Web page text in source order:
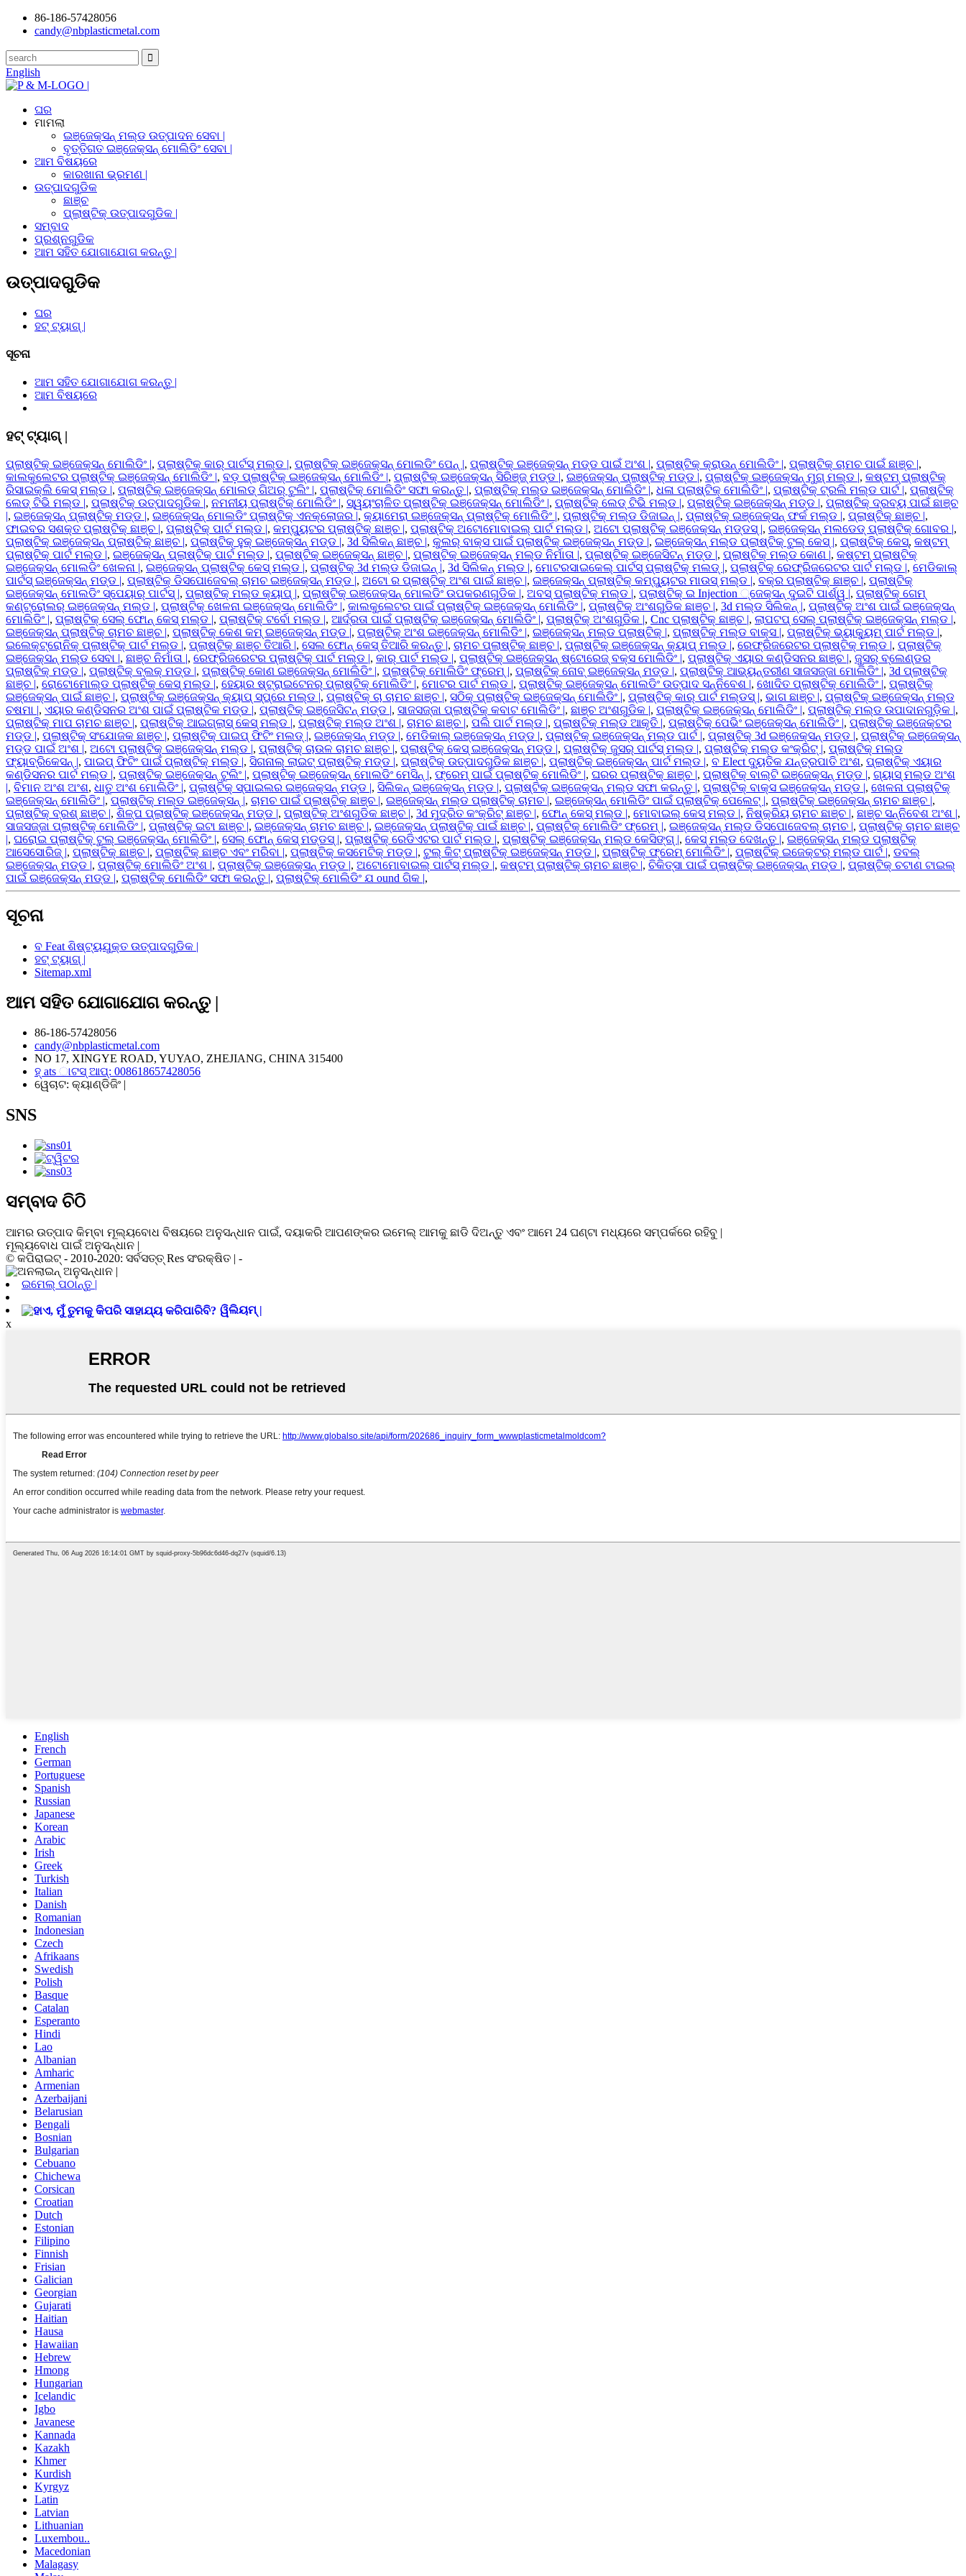
86-186-57428056
candy@nbplasticmetal.com
English
ଘର
ମାମଲା
ଇଞ୍ଜେକ୍ସନ୍ ମଲ୍ଡ ଉତ୍ପାଦନ ସେବା |
ବୃତ୍ତିଗତ ଇଞ୍ଜେକ୍ସନ୍ ମୋଲିଡିଂ ସେବା |
ଆମ ବିଷୟରେ
କାରଖାନା ଭ୍ରମଣ |
ଉତ୍ପାଦଗୁଡିକ
ଛାଞ୍ଚ
ପ୍ଲାଷ୍ଟିକ୍ ଉତ୍ପାଦଗୁଡିକ |
ସମ୍ବାଦ
ପ୍ରଶ୍ନଗୁଡିକ
ଆମ ସହିତ ଯୋଗାଯୋଗ କରନ୍ତୁ |
ଉତ୍ପାଦଗୁଡିକ
ଘର
ହଟ୍ ଟ୍ୟାଗ୍ |
ସୂଚନା
ଆମ ସହିତ ଯୋଗାଯୋଗ କରନ୍ତୁ |
ଆମ ବିଷୟରେ
ହଟ୍ ଟ୍ୟାଗ୍ |
ପ୍ଲାଷ୍ଟିକ୍ ଇଞ୍ଜେକ୍ସନ୍ ମୋଲିଡିଂ |, ପ୍ଲାଷ୍ଟିକ୍ କାର୍ ପାର୍ଟସ୍ ମଲ୍ଡ |, ପ୍ଲାଷ୍ଟିକ୍ ଇଞ୍ଜେକ୍ସନ୍ ମୋଲଡିଂ ପେନ୍ |, ପ୍ଲାଷ୍ଟିକ୍ ଇଞ୍ଜେକ୍ସନ୍ ମଡ୍ଡ ପାଇଁ ଅଂଶ |, ପ୍ଲାଷ୍ଟିକ୍ କ୍ରାଉନ୍ ମୋଲିଡିଂ |, ପ୍ଲାଷ୍ଟିକ୍ ଚାମଚ ପାଇଁ ଛାଞ୍ଚ |,
କାଲକୁଲେଟର ପ୍ଲାଷ୍ଟିକ୍ ଇଞ୍ଜେକ୍ସନ୍ ମୋଲିଡିଂ |, ବଡ଼ ପ୍ଲାଷ୍ଟିକ୍ ଇଞ୍ଜେକ୍ସନ୍ ମୋଲିଡିଂ |, ପ୍ଲାଷ୍ଟିକ୍ ଇଞ୍ଜେକ୍ସନ୍ ସିରିଞ୍ଜ୍ ମଡ୍ଡ |, ଇଞ୍ଜେକ୍ସନ୍ ପ୍ଲାଷ୍ଟିକ୍ ମଡ୍ଡ |, ପ୍ଲାଷ୍ଟିକ୍ ଇଞ୍ଜେକ୍ସନ୍ ମୁଗ୍ ମଲ୍ଡ |, କଷ୍ଟମ୍ ପ୍ଲାଷ୍ଟିକ୍
ରିସାଇକ୍ଲି କେସ୍ ମଲ୍ଡ |, ପ୍ଲାଷ୍ଟିକ୍ ଇଞ୍ଜେକ୍ସନ୍ ମୋଲଡ୍ ଗିଅର୍ ଟୁଲିଂ |, ପ୍ଲାଷ୍ଟିକ୍ ମୋଲିଡିଂ ସଫା କରନ୍ତୁ |, ପ୍ଲାଷ୍ଟିକ୍ ମଲ୍ଡ ଇଞ୍ଜେକ୍ସନ୍ ମୋଲିଡିଂ |, ଧଳା ପ୍ଲାଷ୍ଟିକ୍ ମୋଲିଡିଂ |, ପ୍ଲାଷ୍ଟିକ୍ ଟ୍ରଲି ମଲ୍ଡ ପାର୍ଟ |, ପ୍ଲାଷ୍ଟିକ୍
ଲେଡ୍ ଟିଭି ମଲ୍ଡ |, ପ୍ଲାଷ୍ଟିକ୍ ଉତ୍ପାଦଗୁଡିକ |, ନମନୀୟ ପ୍ଲାଷ୍ଟିକ୍ ମୋଲିଡିଂ |, ସ୍ୱୟଂଚାଳିତ ପ୍ଲାଷ୍ଟିକ୍ ଇଞ୍ଜେକ୍ସନ୍ ମୋଲିଡିଂ |, ପ୍ଲାଷ୍ଟିକ୍ ଲେଡ୍ ଟିଭି ମଲ୍ଡ |, ପ୍ଲାଷ୍ଟିକ୍ ଇଞ୍ଜେକ୍ସନ୍ ମଡ୍ଡ |, ପ୍ଲାଷ୍ଟିକ୍ ଦ୍ରବ୍ୟ ପାଇଁ ଛାଞ୍ଚ
|, ଇଞ୍ଜେକ୍ସନ୍ ପ୍ଲାଷ୍ଟିକ୍ ମଡ୍ଡ |, ଇଞ୍ଜେକ୍ସନ୍ ମୋଲଡିଂ ପ୍ଲାଷ୍ଟିକ୍ ଏନକ୍ଲୋଜର |, କ୍ୟାମେରା ଇଞ୍ଜେକ୍ସନ୍ ପ୍ଲାଷ୍ଟିକ୍ ମୋଲିଡିଂ |, ପ୍ଲାଷ୍ଟିକ୍ ମଲ୍ଡ ଡିଜାଇନ୍ |, ପ୍ଲାଷ୍ଟିକ୍ ଇଞ୍ଜେକ୍ସନ୍ ଫର୍କ ମଲ୍ଡ |, ପ୍ଲାଷ୍ଟିକ୍ ଛାଞ୍ଚ |,
ଫାଇବର ସଶକ୍ତ ପ୍ଲାଷ୍ଟିକ୍ ଛାଞ୍ଚ |, ପ୍ଲାଷ୍ଟିକ୍ ପାର୍ଟ ମଲ୍ଡ |, କମ୍ପ୍ୟୁଟର ପ୍ଲାଷ୍ଟିକ୍ ଛାଞ୍ଚ |, ପ୍ଲାଷ୍ଟିକ୍ ଅଟୋମୋବାଇଲ୍ ପାର୍ଟ ମଲ୍ଡ |, ଅଟୋ ପ୍ଲାଷ୍ଟିକ୍ ଇଞ୍ଜେକ୍ସନ୍ ମଡ୍ଡସ୍ |, ଇଞ୍ଜେକ୍ସନ୍ ମଲଡେଡ୍ ପ୍ଲାଷ୍ଟିକ୍ ଗୋବର |,
ପ୍ଲାଷ୍ଟିକ୍ ଇଞ୍ଜେକ୍ସନ୍ ପ୍ଲାଷ୍ଟିକ୍ ଛାଞ୍ଚ |, ପ୍ଲାଷ୍ଟିକ୍ ହୁକ୍ ଇଞ୍ଜେକ୍ସନ୍ ମଡ୍ଡ |, 3d ସିଲିକନ୍ ଛାଞ୍ଚ |, କୁଲର୍ ବାକ୍ସ ପାଇଁ ପ୍ଲାଷ୍ଟିକ୍ ଇଞ୍ଜେକ୍ସନ୍ ମଡ୍ଡ |, ଇଞ୍ଜେକ୍ସନ୍ ମଲ୍ଡ ପ୍ଲାଷ୍ଟିକ୍ ଟୁଲ୍ କେସ୍ |, ପ୍ଲାଷ୍ଟିକ୍ କେସ୍, କଷ୍ଟମ୍
ପ୍ଲାଷ୍ଟିକ୍ ପାର୍ଟ ମଲ୍ଡ |, ଇଞ୍ଜେକ୍ସନ୍ ପ୍ଲାଷ୍ଟିକ୍ ପାର୍ଟ ମଲ୍ଡ |, ପ୍ଲାଷ୍ଟିକ୍ ଇଞ୍ଜେକ୍ସନ୍ ଛାଞ୍ଚ |, ପ୍ଲାଷ୍ଟିକ୍ ଇଞ୍ଜେକ୍ସନ୍ ମଲ୍ଡ ନିର୍ମାତା |, ପ୍ଲାଷ୍ଟିକ୍ ଇଞ୍ଜେସିଟନ୍ ମଡ୍ଡ |, ପ୍ଲାଷ୍ଟିକ୍ ମଲ୍ଡ କୋଣ |, କଷ୍ଟମ୍ ପ୍ଲାଷ୍ଟିକ୍
ଇଞ୍ଜେକ୍ସନ୍ ମୋଲଡିଂ ଖେଳନା |, ଇଞ୍ଜେକ୍ସନ୍ ପ୍ଲାଷ୍ଟିକ୍ କେସ୍ ମଲ୍ଡ |, ପ୍ଲାଷ୍ଟିକ୍ 3d ମଲ୍ଡ ଡିଜାଇନ୍ |, 3d ସିଲିକନ୍ ମଲ୍ଡ |, ମୋଟରସାଇକେଲ୍ ପାର୍ଟସ୍ ପ୍ଲାଷ୍ଟିକ୍ ମଲଡ୍ |, ପ୍ଲାଷ୍ଟିକ୍ ରେଫ୍ରିଜରେଟର ପାର୍ଟ ମଲ୍ଡ |, ମେଡିକାଲ୍
ପାର୍ଟସ୍ ଇଞ୍ଜେକ୍ସନ୍ ମଡ୍ଡ |, ପ୍ଲାଷ୍ଟିକ୍ ଡିସପୋଜେବଲ୍ ଚାମଚ ଇଞ୍ଜେକ୍ସନ୍ ମଡ୍ଡ |, ଅଟୋ ର ପ୍ଲାଷ୍ଟିକ୍ ଅଂଶ ପାଇଁ ଛାଞ୍ଚ |, ଇଞ୍ଜେକ୍ସନ୍ ପ୍ଲାଷ୍ଟିକ୍ କମ୍ପ୍ୟୁଟର ମାଉସ୍ ମଲ୍ଡ |, ବକ୍ର ପ୍ଲାଷ୍ଟିକ୍ ଛାଞ୍ଚ |, ପ୍ଲାଷ୍ଟିକ୍
ଇଞ୍ଜେକ୍ସନ୍ ମୋଲଡିଂ ସ୍ପେୟାର୍ ପାର୍ଟସ୍ |, ପ୍ଲାଷ୍ଟିକ୍ ମଲ୍ଡ କ୍ୟାପ୍ |, ପ୍ଲାଷ୍ଟିକ୍ ଇଞ୍ଜେକ୍ସନ୍ ମୋଲଡିଂ ଉପକରଣଗୁଡିକ |, ଅବସ୍ ପ୍ଲାଷ୍ଟିକ୍ ମଲ୍ଡ |, ପ୍ଲାଷ୍ଟିକ୍ ଇ Injection ୍ଜେକ୍ସନ୍ ଦୁଇଟି ପାର୍ଶ୍ୱ |, ପ୍ଲାଷ୍ଟିକ୍ ଗେମ୍
କଣ୍ଟ୍ରୋଲର୍ ଇଞ୍ଜେକ୍ସନ୍ ମଲ୍ଡ |, ପ୍ଲାଷ୍ଟିକ୍ ଖେଳନା ଇଞ୍ଜେକ୍ସନ୍ ମୋଲିଡିଂ |, କାଲକୁଲେଟର ପାଇଁ ପ୍ଲାଷ୍ଟିକ୍ ଇଞ୍ଜେକ୍ସନ୍ ମୋଲିଡିଂ |, ପ୍ଲାଷ୍ଟିକ୍ ଅଂଶଗୁଡିକ ଛାଞ୍ଚ |, 3d ମଲ୍ଡ ସିଲିକନ୍ |, ପ୍ଲାଷ୍ଟିକ୍ ଅଂଶ ପାଇଁ ଇଞ୍ଜେକ୍ସନ୍
ମୋଲିଡିଂ |, ପ୍ଲାଷ୍ଟିକ୍ ସେଲ୍ ଫୋନ୍ କେସ୍ ମଲ୍ଡ |, ପ୍ଲାଷ୍ଟିକ୍ ଟର୍ବୋ ମଲ୍ଡ |, ଆର୍ଦ୍ରତା ପାଇଁ ପ୍ଲାଷ୍ଟିକ୍ ଇଞ୍ଜେକ୍ସନ୍ ମୋଲିଡିଂ |, ପ୍ଲାଷ୍ଟିକ୍ ଅଂଶଗୁଡିକ |, Cnc ପ୍ଲାଷ୍ଟିକ୍ ଛାଞ୍ଚ |, ଲାପଟପ୍ ସେଲ୍ ପ୍ଲାଷ୍ଟିକ୍ ଇଞ୍ଜେକ୍ସନ୍ ମଲ୍ଡ |,
ଇଞ୍ଜେକ୍ସନ୍ ପ୍ଲାଷ୍ଟିକ୍ ଚାମଚ ଛାଞ୍ଚ |, ପ୍ଲାଷ୍ଟିକ୍ କେଶ କମ୍ ଇଞ୍ଜେକ୍ସନ୍ ମଡ୍ଡ |, ପ୍ଲାଷ୍ଟିକ୍ ଅଂଶ ଇଞ୍ଜେକ୍ସନ୍ ମୋଲିଡିଂ |, ଇଞ୍ଜେକ୍ସନ୍ ମଲ୍ଡ ପ୍ଲାଷ୍ଟିକ୍ |, ପ୍ଲାଷ୍ଟିକ୍ ମଲ୍ଡ ବାକ୍ସ |, ପ୍ଲାଷ୍ଟିକ୍ ଭ୍ୟାକ୍ୟୁମ୍ ପାର୍ଟ ମଲ୍ଡ |,
ଇଲେକ୍ଟ୍ରୋନିକ୍ ପ୍ଲାଷ୍ଟିକ୍ ପାର୍ଟ ମଲ୍ଡ |, ପ୍ଲାଷ୍ଟିକ୍ ଛାଞ୍ଚ ତିଆରି |, ସେଲ ଫୋନ୍ କେସ୍ ତିଆରି କରନ୍ତୁ |, ଚାମଚ ପ୍ଲାଷ୍ଟିକ୍ ଛାଞ୍ଚ |, ପ୍ଲାଷ୍ଟିକ୍ ଇଞ୍ଜେକ୍ସନ୍ କ୍ୟାପ୍ ମଲ୍ଡ |, ରେଫ୍ରିଜରେଟର ପ୍ଲାଷ୍ଟିକ୍ ମଲ୍ଡ |, ପ୍ଲାଷ୍ଟିକ୍
ଇଞ୍ଜେକ୍ସନ୍ ମଲ୍ଡ ସେବା |, ଛାଞ୍ଚ ନିର୍ମାତା |, ରେଫ୍ରିଜରେଟର ପ୍ଲାଷ୍ଟିକ୍ ପାର୍ଟ ମଲ୍ଡ |, କାର୍ ପାର୍ଟ ମଲ୍ଡ |, ପ୍ଲାଷ୍ଟିକ୍ ଇଞ୍ଜେକ୍ସନ୍ ଷ୍ଟୋରେଜ୍ ବକ୍ସ ମୋଲିଡିଂ |, ପ୍ଲାଷ୍ଟିକ୍ ଏୟାର କଣ୍ଡିସନର ଛାଞ୍ଚ |, ଜୁସର୍ ବ୍ଲେଣ୍ଡର
ପ୍ଲାଷ୍ଟିକ୍ ମଡ୍ଡ |, ପ୍ଲାଷ୍ଟିକ୍ ବ୍ଲକ୍ ମଡ୍ଡ |, ପ୍ଲାଷ୍ଟିକ୍ କୋଣ ଇଞ୍ଜେକ୍ସନ୍ ମୋଲିଡିଂ |, ପ୍ଲାଷ୍ଟିକ୍ ମୋଲିଡିଂ ଫ୍ରେମ୍ |, ପ୍ଲାଷ୍ଟିକ୍ ନୋବ୍ ଇଞ୍ଜେକ୍ସନ୍ ମଡ୍ଡ |, ପ୍ଲାଷ୍ଟିକ୍ ଆଭ୍ୟନ୍ତରୀଣ ସାଜସଜ୍ଜା ମୋଲିଡିଂ |, 3d ପ୍ଲାଷ୍ଟିକ୍
ଛାଞ୍ଚ |, ରୋଟୋମୋଲ୍ଡ ପ୍ଲାଷ୍ଟିକ୍ କେସ୍ ମଲ୍ଡ |, ହେୟାର ଷ୍ଟ୍ରାଇଟେନର୍ ପ୍ଲାଷ୍ଟିକ୍ ମୋଲିଡିଂ |, ମୋଟର ପାର୍ଟ ମଲ୍ଡ |, ପ୍ଲାଷ୍ଟିକ୍ ଇଞ୍ଜେକ୍ସନ୍ ମୋଲଡିଂ ଉତ୍ପାଦ ସନ୍ନିବେଶ |, ଖୋଦିତ ପ୍ଲାଷ୍ଟିକ୍ ମୋଲିଡିଂ |, ପ୍ଲାଷ୍ଟିକ୍
ଇଞ୍ଜେକ୍ସନ୍ ପାଇଁ ଛାଞ୍ଚ |, ପ୍ଲାଷ୍ଟିକ୍ ଇଞ୍ଜେକ୍ସନ୍ କ୍ୟାପ୍ ସ୍ପ୍ରେ ମଲ୍ଡ |, ପ୍ଲାଷ୍ଟିକ୍ ଚା ଚାମଚ ଛାଞ୍ଚ |, ସଠିକ୍ ପ୍ଲାଷ୍ଟିକ୍ ଇଞ୍ଜେକ୍ସନ୍ ମୋଲିଡିଂ |, ପ୍ଲାଷ୍ଟିକ୍ କାର୍ ପାର୍ଟ ମଲ୍ଡସ୍ |, ଭାଗ ଛାଞ୍ଚ |, ପ୍ଲାଷ୍ଟିକ୍ ଇଞ୍ଜେକ୍ସନ୍ ମଲ୍ଡ
ଚଷମା |, ଏୟାର କଣ୍ଡିସନର ଅଂଶ ପାଇଁ ପ୍ଲାଷ୍ଟିକ ମଡ୍ଡ |, ପ୍ଲାଷ୍ଟିକ୍ ଇଞ୍ଜେସିଟନ୍ ମଡ୍ଡ |, ସାଜସଜ୍ଜା ପ୍ଲାଷ୍ଟିକ୍ କବାଟ ମୋଲିଡିଂ |, ଛାଞ୍ଚ ଅଂଶଗୁଡିକ |, ପ୍ଲାଷ୍ଟିକ୍ ଇଞ୍ଜେକ୍ସନ୍ ମୋଲିଡିଂ |, ପ୍ଲାଷ୍ଟିକ୍ ମଲ୍ଡ ଉପାଦାନଗୁଡ଼ିକ |,
ପ୍ଲାଷ୍ଟିକ୍ ମାପ ଚାମଚ ଛାଞ୍ଚ |, ପ୍ଲାଷ୍ଟିକ୍ ଆଇଗ୍ଲାସ୍ କେସ୍ ମଲ୍ଡ |, ପ୍ଲାଷ୍ଟିକ୍ ମଲ୍ଡ ଅଂଶ |, ଚାମଚ ଛାଞ୍ଚ |, ପଲି ପାର୍ଟ ମଲ୍ଡ |, ପ୍ଲାଷ୍ଟିକ୍ ମଲ୍ଡ ଆକୃତି |, ପ୍ଲାଷ୍ଟିକ୍ ପେଭିଂ ଇଞ୍ଜେକ୍ସନ୍ ମୋଲିଡିଂ |, ପ୍ଲାଷ୍ଟିକ୍ ଇଞ୍ଜେକ୍ଟର
ମଡ୍ଡ |, ପ୍ଲାଷ୍ଟିକ୍ ସଂଯୋଜକ ଛାଞ୍ଚ |, ପ୍ଲାଷ୍ଟିକ୍ ପାଇପ୍ ଫିଟିଂ ମଲଡ୍ |, ଇଞ୍ଜେକ୍ସନ୍ ମଡ୍ଡ |, ମେଡିକାଲ୍ ଇଞ୍ଜେକ୍ସନ୍ ମଡ୍ଡ |, ପ୍ଲାଷ୍ଟିକ୍ ଇଞ୍ଜେକ୍ସନ୍ ମଲ୍ଡ ପାର୍ଟ |, ପ୍ଲାଷ୍ଟିକ୍ 3d ଇଞ୍ଜେକ୍ସନ୍ ମଡ୍ଡ |, ପ୍ଲାଷ୍ଟିକ୍ ଇଞ୍ଜେକ୍ସନ୍
ମଡ୍ଡ ପାଇଁ ଅଂଶ |, ଅଟୋ ପ୍ଲାଷ୍ଟିକ୍ ଇଞ୍ଜେକ୍ସନ୍ ମଲ୍ଡ |, ପ୍ଲାଷ୍ଟିକ୍ ଚାଉଳ ଚାମଚ ଛାଞ୍ଚ |, ପ୍ଲାଷ୍ଟିକ୍ କେସ୍ ଇଞ୍ଜେକ୍ସନ୍ ମଡ୍ଡ |, ପ୍ଲାଷ୍ଟିକ୍ ଜୁସର୍ ପାର୍ଟସ୍ ମଲ୍ଡ |, ପ୍ଲାଷ୍ଟିକ୍ ମଲ୍ଡ କଂକ୍ରିଟ୍ |, ପ୍ଲାଷ୍ଟିକ୍ ମଲ୍ଡ
ଫ୍ୟାବ୍ରିକେସନ୍ |, ପାଇପ୍ ଫିଟିଂ ପାଇଁ ପ୍ଲାଷ୍ଟିକ୍ ମଲ୍ଡ |, ସିଗନାଲ୍ ଲାଇଟ୍ ପ୍ଲାଷ୍ଟିକ୍ ମଡ୍ଡ |, ପ୍ଲାଷ୍ଟିକ୍ ଉତ୍ପାଦଗୁଡିକ ଛାଞ୍ଚ |, ପ୍ଲାଷ୍ଟିକ୍ ଇଞ୍ଜେକ୍ସନ୍ ପାର୍ଟ ମଲ୍ଡ |, ବ Elect ଦ୍ୟୁତିକ ଯନ୍ତ୍ରପାତି ଅଂଶ, ପ୍ଲାଷ୍ଟିକ୍ ଏୟାର
କଣ୍ଡିସନର ପାର୍ଟ ମଲ୍ଡ |, ପ୍ଲାଷ୍ଟିକ୍ ଇଞ୍ଜେକ୍ସନ୍ ଟୁଲିଂ |, ପ୍ଲାଷ୍ଟିକ୍ ଇଞ୍ଜେକ୍ସନ୍ ମୋଲଡିଂ ମେସିନ୍ |, ଫ୍ରେମ୍ ପାଇଁ ପ୍ଲାଷ୍ଟିକ୍ ମୋଲିଡିଂ |, ଘରର ପ୍ଲାଷ୍ଟିକ୍ ଛାଞ୍ଚ |, ପ୍ଲାଷ୍ଟିକ୍ ବାଲ୍ଟି ଇଞ୍ଜେକ୍ସନ୍ ମଡ୍ଡ |, ଗ୍ୟାସ୍ ମଲ୍ଡ ଅଂଶ
|, ବିମାନ ଅଂଶ ଅଂଶ, ଧାତୁ ଅଂଶ ମୋଲିଡିଂ |, ପ୍ଲାଷ୍ଟିକ୍ ସ୍ପାଇଲର ଇଞ୍ଜେକ୍ସନ୍ ମଡ୍ଡ |, ସିଲିକନ୍ ଇଞ୍ଜେକ୍ସନ୍ ମଡ୍ଡ |, ପ୍ଲାଷ୍ଟିକ୍ ଇଞ୍ଜେକ୍ସନ୍ ମଲ୍ଡ ସଫା କରନ୍ତୁ |, ପ୍ଲାଷ୍ଟିକ୍ ବାକ୍ସ ଇଞ୍ଜେକ୍ସନ୍ ମଡ୍ଡ |, ଖେଳନା ପ୍ଲାଷ୍ଟିକ୍
ଇଞ୍ଜେକ୍ସନ୍ ମୋଲିଡିଂ |, ପ୍ଲାଷ୍ଟିକ୍ ମଲ୍ଡ ଇଞ୍ଜେକ୍ସନ୍ |, ଚାମଚ ପାଇଁ ପ୍ଲାଷ୍ଟିକ୍ ଛାଞ୍ଚ |, ଇଞ୍ଜେକ୍ସନ୍ ମଲ୍ଡ ପ୍ଲାଷ୍ଟିକ୍ ଚାମଚ |, ଇଞ୍ଜେକ୍ସନ୍ ମୋଲିଡିଂ ପାଇଁ ପ୍ଲାଷ୍ଟିକ୍ ପେଲେଟ୍ |, ପ୍ଲାଷ୍ଟିକ୍ ଇଞ୍ଜେକ୍ସନ୍ ଚାମଚ ଛାଞ୍ଚ |,
ପ୍ଲାଷ୍ଟିକ୍ ବ୍ରଶ୍ ଛାଞ୍ଚ |, ଶିଳ୍ପ ପ୍ଲାଷ୍ଟିକ୍ ଇଞ୍ଜେକ୍ସନ୍ ମଡ୍ଡ |, ପ୍ଲାଷ୍ଟିକ୍ ଅଂଶଗୁଡିକ ଛାଞ୍ଚ |, 3d ମୁଦ୍ରିତ କଂକ୍ରିଟ୍ ଛାଞ୍ଚ |, ଫୋନ୍ କେସ୍ ମଲ୍ଡ |, ମୋବାଇଲ୍ କେସ୍ ମଲ୍ଡ |, ନିଷ୍କ୍ରିୟ ଚାମଚ ଛାଞ୍ଚ |, ଛାଞ୍ଚ ସନ୍ନିବେଶ ଅଂଶ |,
ସାଜସଜ୍ଜା ପ୍ଲାଷ୍ଟିକ୍ ମୋଲିଡିଂ |, ପ୍ଲାଷ୍ଟିକ୍ ଇଟା ଛାଞ୍ଚ |, ଇଞ୍ଜେକ୍ସନ୍ ଚାମଚ ଛାଞ୍ଚ |, ଇଞ୍ଜେକ୍ସନ୍ ପ୍ଲାଷ୍ଟିକ୍ ପାଇଁ ଛାଞ୍ଚ |, ପ୍ଲାଷ୍ଟିକ୍ ମୋଲିଡିଂ ଫ୍ରେମ୍ |, ଇଞ୍ଜେକ୍ସନ୍ ମଲ୍ଡ ଡିସପୋଜେବଲ୍ ଚାମଚ |, ପ୍ଲାଷ୍ଟିକ୍ ଚାମଚ ଛାଞ୍ଚ
|, ଘରୋଇ ପ୍ଲାଷ୍ଟିକ୍ ଟୁଲ୍ ଇଞ୍ଜେକ୍ସନ୍ ମୋଲିଡିଂ |, ସେଲ୍ ଫୋନ୍ କେସ୍ ମଡ୍ଡସ୍ |, ପ୍ଲାଷ୍ଟିକ୍ ରେଡିଏଟର ପାର୍ଟ ମଲ୍ଡ |, ପ୍ଲାଷ୍ଟିକ୍ ଇଞ୍ଜେକ୍ସନ୍ ମଲ୍ଡ କେସିଙ୍ଗ୍ |, କେସ୍ ମଲ୍ଡ ଦେଖନ୍ତୁ |, ଇଞ୍ଜେକ୍ସନ୍ ମଲ୍ଡ ପ୍ଲାଷ୍ଟିକ୍
ଆସେସୋରିଜ୍ |, ପ୍ଲାଷ୍ଟିକ୍ ଛାଞ୍ଚ |, ପ୍ଲାଷ୍ଟିକ୍ ଛାଞ୍ଚ ଏବଂ ମରିବା |, ପ୍ଲାଷ୍ଟିକ୍ କସମେଟିକ୍ ମଡ୍ଡ |, ଟୁଲ୍ କିଟ୍ ପ୍ଲାଷ୍ଟିକ୍ ଇଞ୍ଜେକ୍ସନ୍ ମଡ୍ଡ |, ପ୍ଲାଷ୍ଟିକ୍ ଫ୍ରେମ୍ ମୋଲିଡିଂ |, ପ୍ଲାଷ୍ଟିକ୍ ଇଜେକ୍ଟର୍ ମଲ୍ଡ ପାର୍ଟ |, ଡବଲ୍
ଇଞ୍ଜେକ୍ସନ୍ ମଡ୍ଡ |, ପ୍ଲାଷ୍ଟିକ୍ ମୋଲିଡିଂ ଅଂଶ |, ପ୍ଲାଷ୍ଟିକ୍ ଇଞ୍ଜେକ୍ସନ୍ ମଡ୍ଡ |, ଅଟୋମୋବାଇଲ୍ ପାର୍ଟସ୍ ମଲ୍ଡ |, କଷ୍ଟମ୍ ପ୍ଲାଷ୍ଟିକ୍ ଚାମଚ ଛାଞ୍ଚ |, ଚିକିତ୍ସା ପାଇଁ ପ୍ଲାଷ୍ଟିକ୍ ଇଞ୍ଜେକ୍ସନ୍ ମଡ୍ଡ |, ପ୍ଲାଷ୍ଟିକ୍ ଚଟାଣ ଟାଇଲ୍
ପାଇଁ ଇଞ୍ଜେକ୍ସନ୍ ମଡ୍ଡ |, ପ୍ଲାଷ୍ଟିକ୍ ମୋଲିଡିଂ ସଫା କରନ୍ତୁ |, ପ୍ଲାଷ୍ଟିକ୍ ମୋଲିଡିଂ ଯ ound ଗିକ |,
ସୂଚନା
ବ Feat ଶିଷ୍ଟ୍ୟଯୁକ୍ତ ଉତ୍ପାଦଗୁଡିକ |
ହଟ୍ ଟ୍ୟାଗ୍ |
Sitemap.xml
ଆମ ସହିତ ଯୋଗାଯୋଗ କରନ୍ତୁ |
86-186-57428056
candy@nbplasticmetal.com
NO 17, XINGYE ROAD, YUYAO, ZHEJIANG, CHINA 315400
ହ୍ ats ାଟସ୍ ଆପ୍: 008618657428056
ୱେଚାଟ: କ୍ୟାଣ୍ଡିଜିଂ |
SNS
ସମ୍ବାଦ ଚିଠି
ଆମର ଉତ୍ପାଦ କିମ୍ବା ମୂଲ୍ୟବୋଧ ବିଷୟରେ ଅନୁସନ୍ଧାନ ପାଇଁ, ଦୟାକରି ଆପଣଙ୍କର ଇମେଲ୍ ଆମକୁ ଛାଡି ଦିଅନ୍ତୁ ଏବଂ ଆମେ 24 ଘଣ୍ଟା ମଧ୍ୟରେ ସମ୍ପର୍କରେ ରହିବୁ |
ମୂଲ୍ୟବୋଧ ପାଇଁ ଅନୁସନ୍ଧାନ |
© କପିରାଇଟ୍ - 2010-2020: ସର୍ବସତ୍ତ୍ Res ସଂରକ୍ଷିତ | -
ଇମେଲ୍ ପଠାନ୍ତୁ |
ୱିଲିୟମ୍ |
x
English
French
German
Portuguese
Spanish
Russian
Japanese
Korean
Arabic
Irish
Greek
Turkish
Italian
Danish
Romanian
Indonesian
Czech
Afrikaans
Swedish
Polish
Basque
Catalan
Esperanto
Hindi
Lao
Albanian
Amharic
Armenian
Azerbaijani
Belarusian
Bengali
Bosnian
Bulgarian
Cebuano
Chichewa
Corsican
Croatian
Dutch
Estonian
Filipino
Finnish
Frisian
Galician
Georgian
Gujarati
Haitian
Hausa
Hawaiian
Hebrew
Hmong
Hungarian
Icelandic
Igbo
Javanese
Kannada
Kazakh
Khmer
Kurdish
Kyrgyz
Latin
Latvian
Lithuanian
Luxembou..
Macedonian
Malagasy